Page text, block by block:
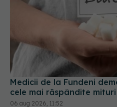
Medicii de la Fundeni
cele mai răspândite
06 aug 2026, 11:52